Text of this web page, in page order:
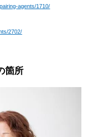
agents/1710/
2702/
箇所